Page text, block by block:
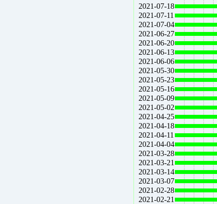
2021-07-18
2021-07-11
2021-07-04
2021-06-27
2021-06-20
2021-06-13
2021-06-06
2021-05-30
2021-05-23
2021-05-16
2021-05-09
2021-05-02
2021-04-25
2021-04-18
2021-04-11
2021-04-04
2021-03-28
2021-03-21
2021-03-14
2021-03-07
2021-02-28
2021-02-21